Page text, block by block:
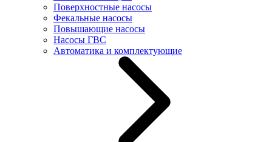
Поверхностные насосы
Фекальные насосы
Повышающие насосы
Насосы ГВС
Автоматика и комплектующие